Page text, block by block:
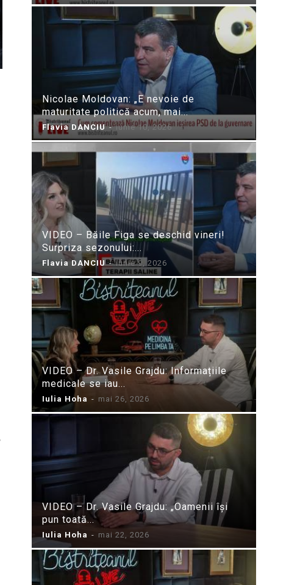
Nicolae Moldovan: „E nevoie de
maturitate politică acum, mai...
Flavia DANCIU - iunie 10, 2026
VIDEO – Băile Figa se deschid vineri!
Surpriza sezonului:...
Flavia DANCIU - iunie 9, 2026
VIDEO – Dr. Vasile Grajdu: Informațiile
medicale se iau...
Iulia Hoha - mai 26, 2026
VIDEO – Dr. Vasile Grajdu: „Oamenii își
pun toată...
Iulia Hoha - mai 22, 2026